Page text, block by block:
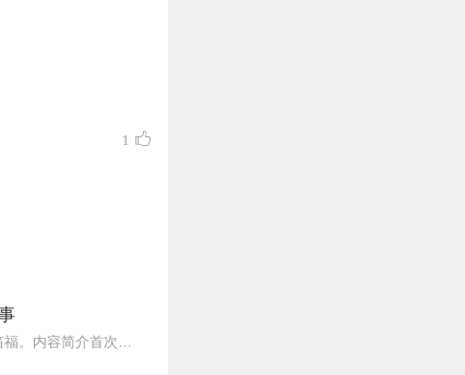
1
《鲁滨孙漂流记》（又译《鲁滨逊漂流记》）是享誉世界的经典小说。作者是英国作家丹尼尔·笛福。内容简介首次出版于1719年4月25日。该作主要讲述了主人公鲁滨逊·...